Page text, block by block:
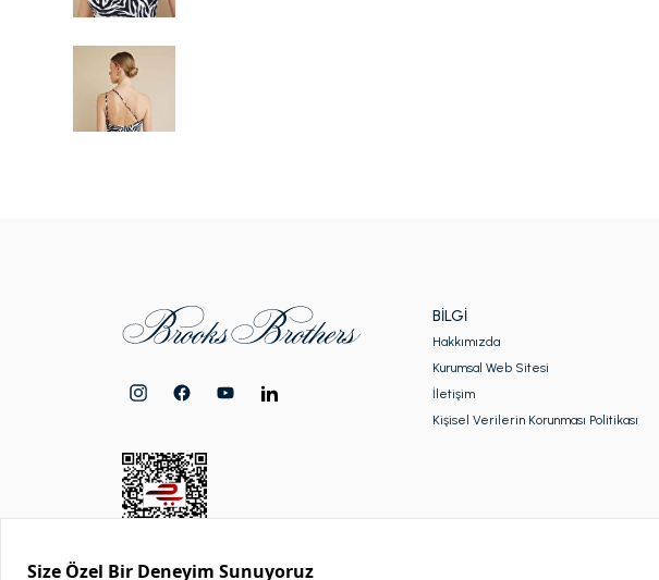
BILGI
Hakkımızda
Kurumsal Web Sitesi
İletişim
Kişisel Verilerin Korunması Politikası